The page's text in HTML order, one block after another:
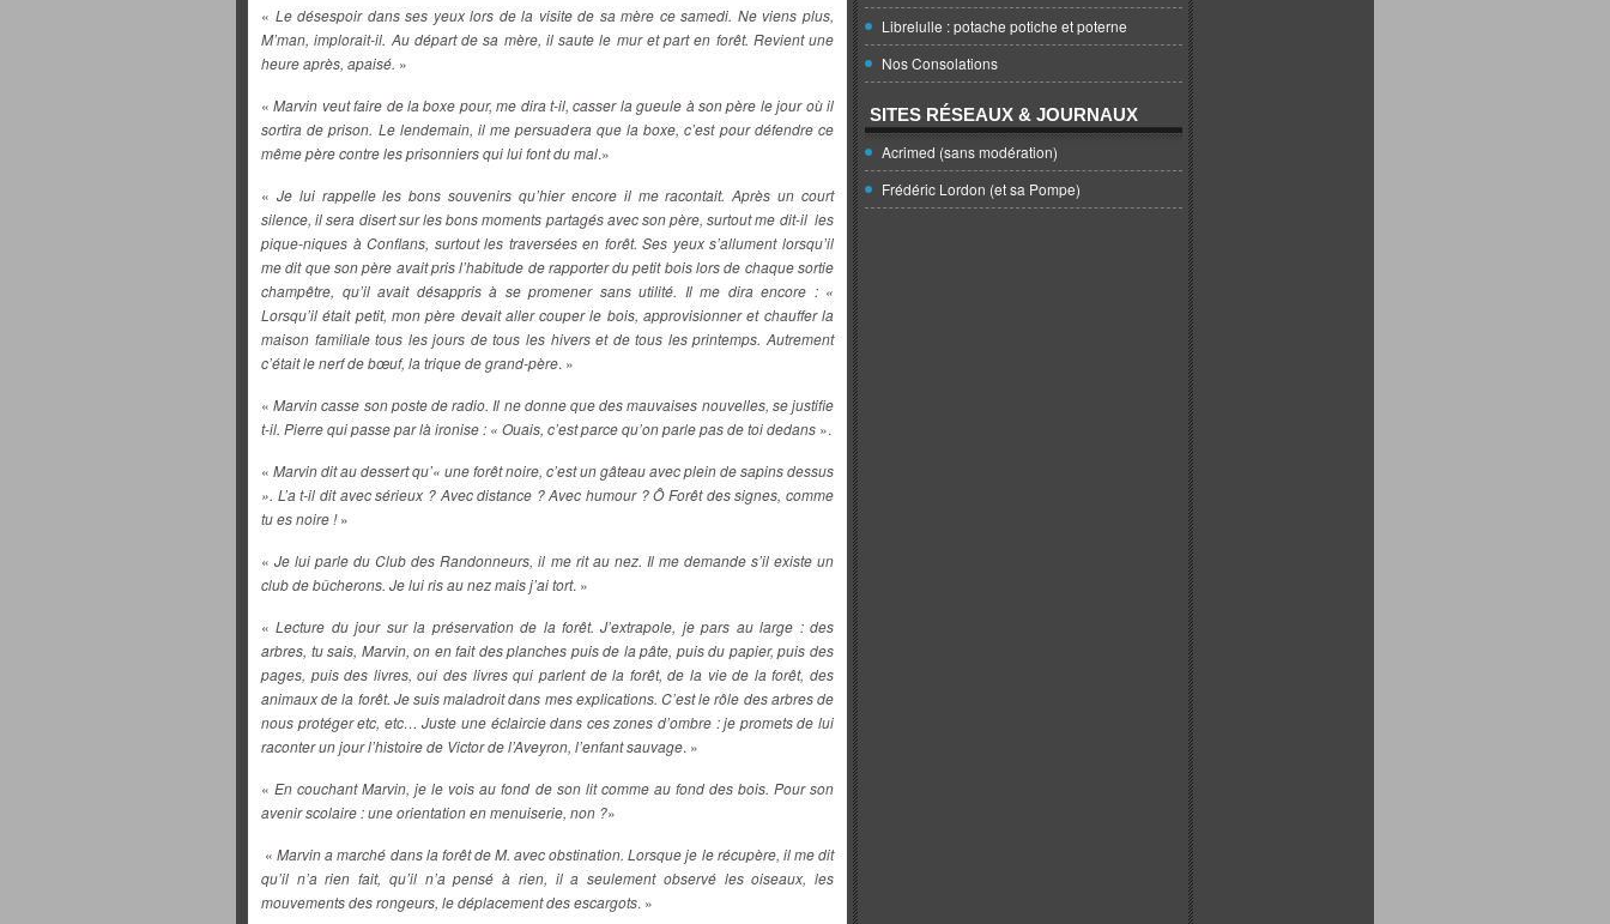
« Le désespoir dans ses yeux lors de la visite de sa mère ce samedi. Ne viens plus,
M’man, implorait-il. Au départ de sa mère, il saute le mur et part en forêt. Revient une
heure après, apaisé. »
«Marvin veut faire de la boxe pour, me dira t-il, casser la gueule à son père le jour où il
sortira de prison. Le lendemain, il me persuadera que la boxe, c’est pour défendre ce
même père contre les prisonniers qui lui font du mal.»
« Je lui rappelle les bons souvenirs qu’hier encore il me racontait. Après un court
silence, il sera disert sur les bons moments partagés avec son père, surtout me dit-il les
pique-niques à Conflans, surtout les traversées en forêt. Ses yeux s’allument lorsqu’il
me dit que son père avait pris l’habitude de rapporter du petit bois lors de chaque sortie
champêtre, qu’il avait désappris à se promener sans utilité. Il me dira encore : «
Lorsqu’il était petit, mon père devait aller couper le bois, approvisionner et chauffer la
maison familiale tous les jours de tous les hivers et de tous les printemps. Autrement
c’était le nerf de bœuf, la trique de grand-père. »
«Marvin casse son poste de radio. Il ne donne que des mauvaises nouvelles, se justifie
t-il. Pierre qui passe par là ironise : « Ouais, c’est parce qu’on parle pas de toi dedans ».
« Marvin dit au dessert qu’« une forêt noire, c’est un gâteau avec plein de sapins dessus
». L’a t-il dit avec sérieux ? Avec distance ? Avec humour ? Ô Forêt des signes, comme
tu es noire !»
«Je lui parle du Club des Randonneurs, il me rit au nez. Il me demande s’il existe un
club de bûcherons. Je lui ris au nez mais j’ai tort. »
«Lecture du jour sur la préservation de la forêt. J’extrapole, je pars au large : des
arbres, tu sais, Marvin, on en fait des planches puis de la pâte, puis du papier, puis des
pages, puis des livres, oui des livres qui parlent de la forêt, de la vie de la forêt, des
animaux de la forêt. Je suis maladroit dans mes explications. C’est le rôle des arbres de
nous protéger etc, etc… Juste une éclaircie dans ces zones d’ombre : je promets de lui
raconter un jour l’histoire de Victor de l’Aveyron, l’enfant sauvage. »
«En couchant Marvin, je le vois au fond de son lit comme au fond des bois. Pour son
avenir scolaire : une orientation en menuiserie, non ?»
«Marvin a marché dans la forêt de M. avec obstination. Lorsque je le récupère, il me dit
qu’il n’a rien fait, qu’il n’a pensé à rien, il a seulement observé les oiseaux, les
mouvements des rongeurs, le déplacement des escargots. »
Librelulle : potache potiche et poterne
Nos Consolations
SITES RÉSEAUX & JOURNAUX
Acrimed (sans modération)
Frédéric Lordon (et sa Pompe)